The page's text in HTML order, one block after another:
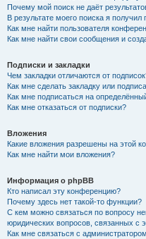
Почему мой поиск не даёт
В результате моего поиска я получил
Как мне найти пользователя
Как мне найти свои сообщения и
Подписки и закладки
Чем закладки отличаются от
Как мне сделать закладку или
Как мне подписаться на
Как мне отказаться от подписки?
Вложения
Какие вложения разрешены на этой
Как мне найти мои вложения?
Информация о phpBB
Кто написал эту конференцию?
Почему здесь нет такой-то функции?
С кем можно связаться по вопросу
юридических вопросов, связанных с
Как мне связаться с